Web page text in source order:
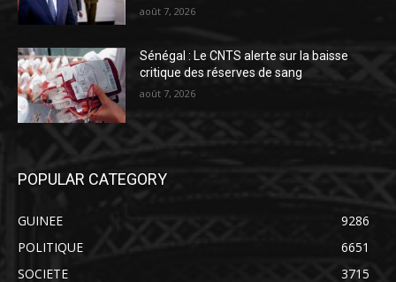
août 7, 2026
Sénégal : Le CNTS alerte sur la baisse
critique des réserves de sang
août 7, 2026
POPULAR CATEGORY
GUINEE
9286
POLITIQUE
6651
SOCIETE
3715